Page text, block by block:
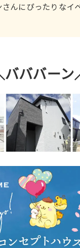
んにぴったりなイ
バババーン